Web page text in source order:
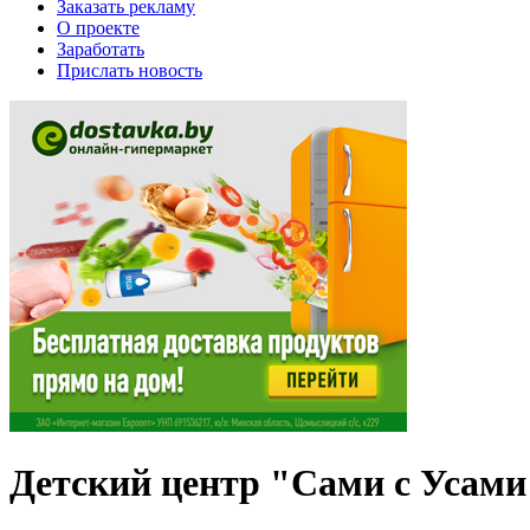
Заказать рекламу
О проекте
Заработать
Прислать новость
Детский центр "Сами с